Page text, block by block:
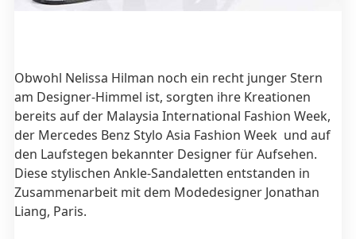
Obwohl Nelissa Hilman noch ein recht junger Stern
am Designer-Himmel ist, sorgten ihre Kreationen
bereits auf der Malaysia International Fashion Week,
der Mercedes Benz Stylo Asia Fashion Week und auf
den Laufstegen bekannter Designer für Aufsehen.
Diese stylischen Ankle-Sandaletten entstanden in
Zusammenarbeit mit dem Modedesigner Jonathan
Liang, Paris.